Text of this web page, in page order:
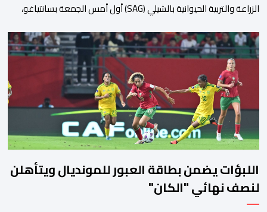
الزراعة والتربية الحيوانية بالشيلي (SAG) أول أمس الجمعة بسانتياغو،
والصحة الحيوانية. وسيمكن هذا البروتوكول الذي تم توقيعه بحضور
مسؤولين عن السلطات الشيلية، وممثلين عن القطاع الخاص ومن
أوساط التصدير، من مواءمة الإجراءات الصحية، والصحية النباتية المطبقة
على […]
اللبؤات يضمن بطاقة العبور للمونديال ويتأهلن
لنصف نهائي "الكان"